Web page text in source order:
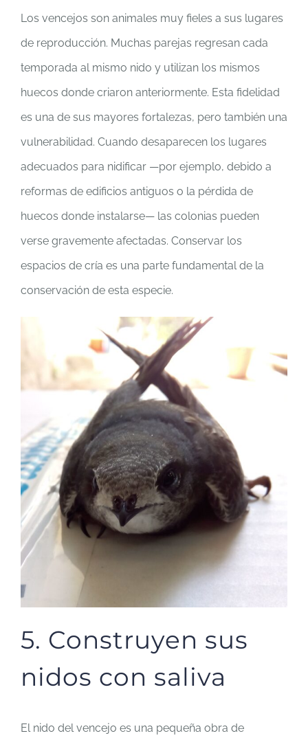
Los vencejos son animales muy fieles a sus lugares
de reproducción. Muchas parejas regresan cada
temporada al mismo nido y utilizan los mismos
huecos donde criaron anteriormente. Esta fidelidad
es una de sus mayores fortalezas, pero también una
vulnerabilidad. Cuando desaparecen los lugares
adecuados para nidificar —por ejemplo, debido a
reformas de edificios antiguos o la pérdida de
huecos donde instalarse— las colonias pueden
verse gravemente afectadas. Conservar los
espacios de cría es una parte fundamental de la
conservación de esta especie.
5. Construyen sus
nidos con saliva
El nido del vencejo es una pequeña obra de